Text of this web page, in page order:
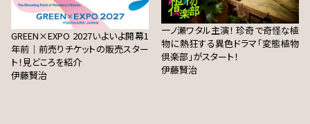
GREEN×EXPO 2027いよいよ開幕1
年前｜前売りチケットの販売スター
ト！見どころを紹介
伊藤賢治
一ノ瀬ワタル主演！ 珍奇で奇怪な植
物に熱狂する異色ドラマ「変態植物
倶楽部」がスタート！
伊藤賢治